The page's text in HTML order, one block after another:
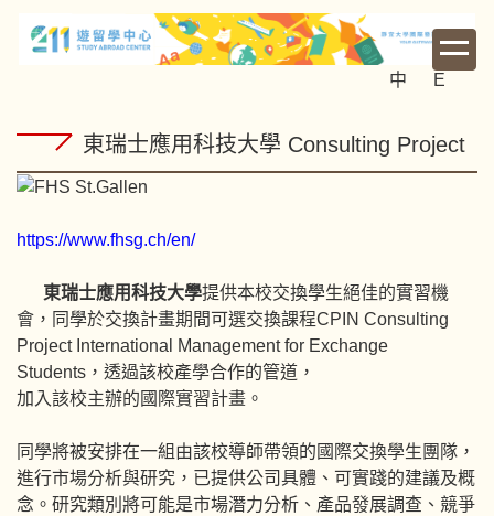
區
中 E
東瑞士應用科技大學 Consulting Project
https://www.fhsg.ch/en/
東瑞士應用科技大學提供本校交換學生絕佳的實習機
會，同學於交換計畫期間可選交換課程CPIN Consulting
Project International Management for Exchange
Students，透過該校產學合作的管道，
加入該校主辦的國際實習計畫。
同學將被安排在一組由該校導師帶領的國際交換學生團隊，
進行市場分析與研究，已提供公司具體、可實踐的建議及概
念。研究類別將可能是市場潛力分析、產品發展調查、競爭